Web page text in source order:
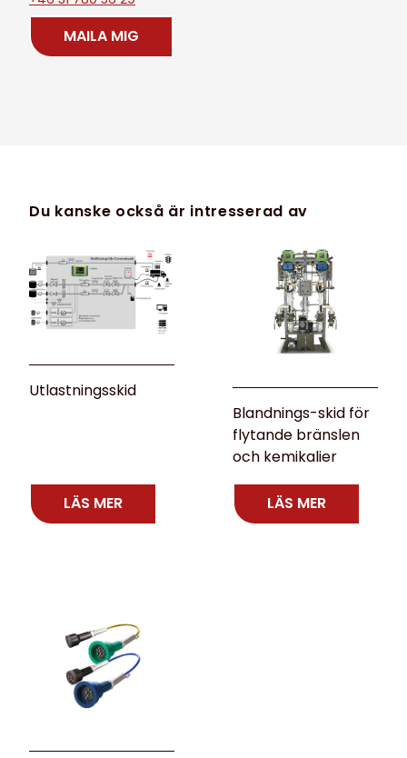
MAILA MIG
Du kanske också är intresserad av
Utlastningsskid
LÄS MER
Blandnings-skid för
flytande bränslen
och kemikalier
LÄS MER